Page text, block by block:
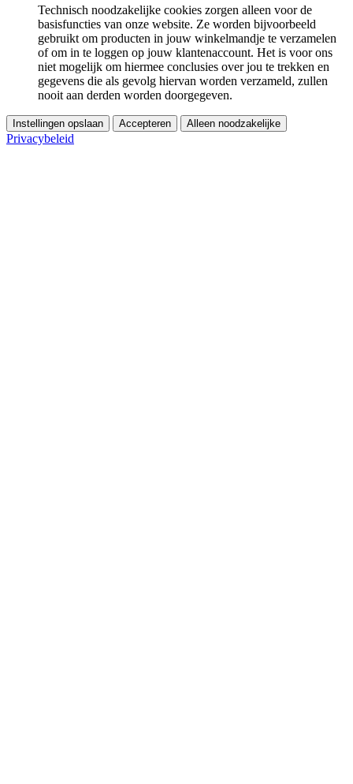
Technisch noodzakelijke cookies zorgen alleen voor de
basisfuncties van onze website. Ze worden bijvoorbeeld
gebruikt om producten in jouw winkelmandje te verzamelen
of om in te loggen op jouw klantenaccount. Het is voor ons
niet mogelijk om hiermee conclusies over jou te trekken en
gegevens die als gevolg hiervan worden verzameld, zullen
nooit aan derden worden doorgegeven.
Instellingen opslaan Accepteren Alleen noodzakelijke
Privacybeleid